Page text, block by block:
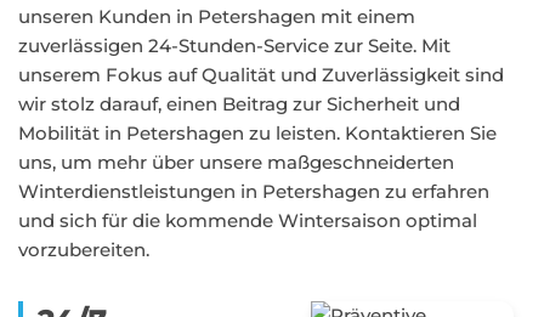
unseren Kunden in Petershagen mit einem
zuverlässigen 24-Stunden-Service zur Seite. Mit
unserem Fokus auf Qualität und Zuverlässigkeit sind
wir stolz darauf, einen Beitrag zur Sicherheit und
Mobilität in Petershagen zu leisten. Kontaktieren Sie
uns, um mehr über unsere maßgeschneiderten
Winterdienstleistungen in Petershagen zu erfahren
und sich für die kommende Wintersaison optimal
vorzubereiten.